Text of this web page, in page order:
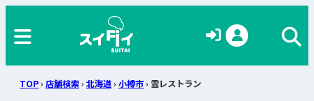
TOP› 店舗検索› 北海道› 小樽市› 雲レストラン